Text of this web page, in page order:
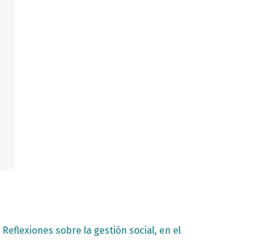
Reflexiones sobre la gestión social, en el